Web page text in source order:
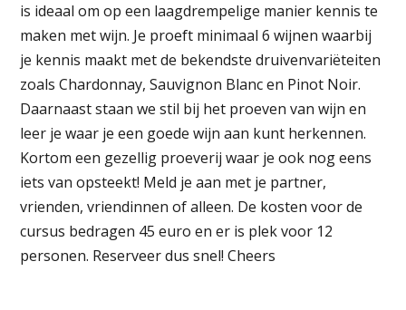
is ideaal om op een laagdrempelige manier kennis te
maken met wijn. Je proeft minimaal 6 wijnen waarbij
je kennis maakt met de bekendste druivenvariëteiten
zoals Chardonnay, Sauvignon Blanc en Pinot Noir.
Daarnaast staan we stil bij het proeven van wijn en
leer je waar je een goede wijn aan kunt herkennen.
Kortom een gezellig proeverij waar je ook nog eens
iets van opsteekt! Meld je aan met je partner,
vrienden, vriendinnen of alleen. De kosten voor de
cursus bedragen 45 euro en er is plek voor 12
personen. Reserveer dus snel! Cheers